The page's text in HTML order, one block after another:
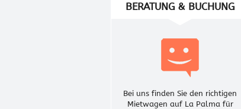
BERATUNG & BUCHUNG
Bei uns finden Sie den richtigen
Mietwagen auf La Palma für